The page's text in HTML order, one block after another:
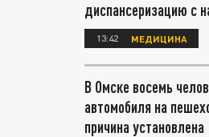
диспансеризацию с
13:42 МЕДИЦИНА
В Омске восемь
автомобиля на
причина установлена